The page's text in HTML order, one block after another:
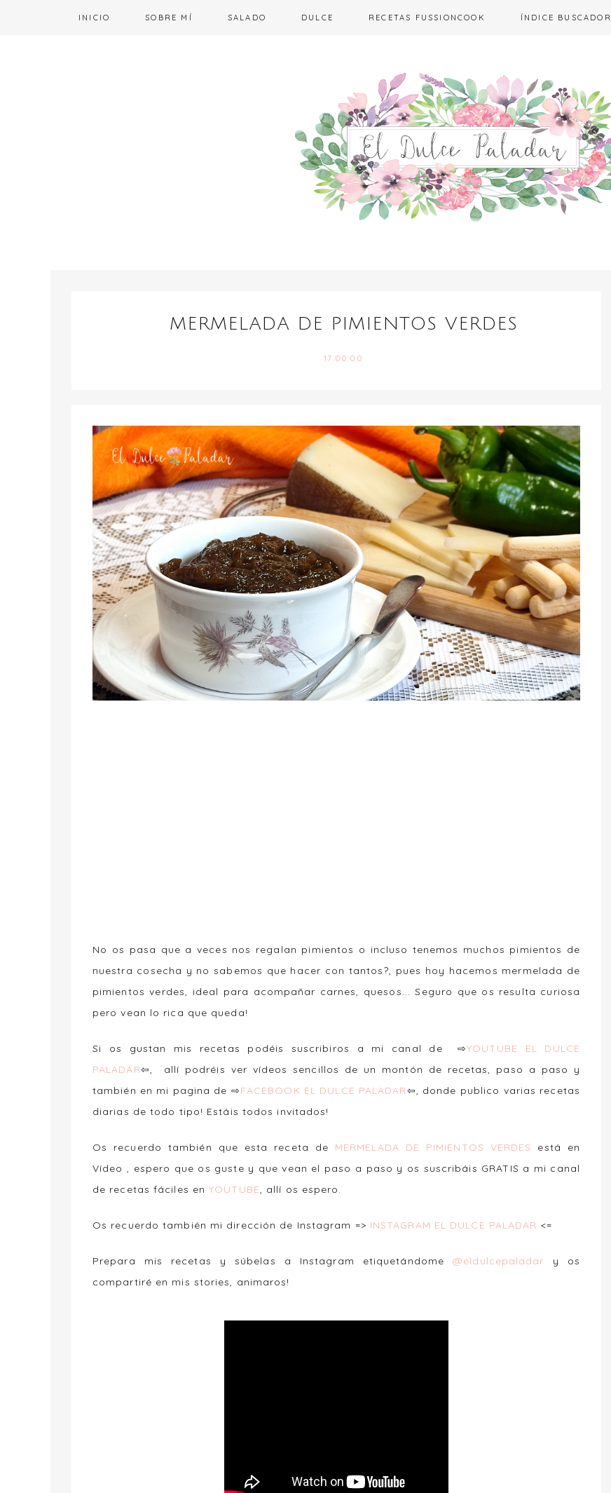
INICIO SOBRE MÍ SALADO DULCE RECETAS FUSSIONCOOK ÍNDICE BUSCADOR
MERMELADA DE PIMIENTOS VERDES
17:00:00
No os pasa que a veces nos regalan pimientos o incluso tenemos muchos pimientos de
nuestra cosecha y no sabemos que hacer con tantos?, pues hoy hacemos mermelada de
pimientos verdes, ideal para acompañar carnes, quesos... Seguro que os resulta curiosa
pero vean lo rica que queda!
Si os gustan mis recetas podéis suscribiros a mi canal de ⇨YOUTUBE EL DULCE
PALADAR⇦, allí podréis ver vídeos sencillos de un montón de recetas, paso a paso y
también en mi pagina de ⇨FACEBOOK EL DULCE PALADAR⇦, donde publico varias recetas
diarias de todo tipo! Estáis todos invitados!
Os recuerdo también que esta receta de MERMELADA DE PIMIENTOS VERDES
está en
Vídeo , espero que os guste y que vean el paso a paso y os suscribáis GRATIS a mi canal
de recetas fáciles enYOUTUBE, allí os espero.
Os recuerdo también mi dirección de Instagram => INSTAGRAM EL DULCE PALADAR <=
Prepara mis recetas y súbelas a Instagram etiquetándome@eldulcepaladar y os
compartiré en mis stories, animaros!